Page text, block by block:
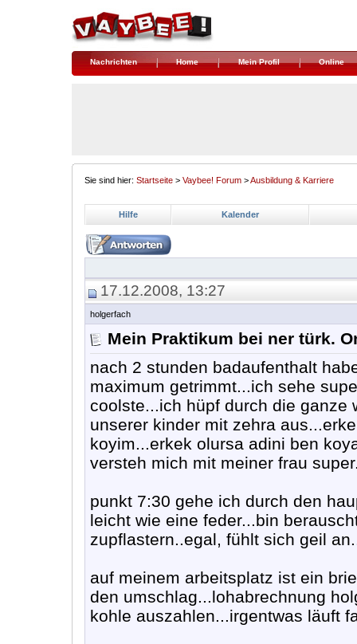
Nachrichten Home Mein Profil Online
Sie sind hier: Startseite > Vaybee! Forum >Ausbildung & Karriere
Hilfe Kalender
17.12.2008, 13:27
holgerfach
Mein Praktikum bei ner türk.
nach 2 stunden badaufenthalt
maximum getrimmt...ich sehe
coolste...ich hüpf durch die ganze
unserer kinder mit zehra
koyim...erkek olursa adini ben
versteh mich mit meiner frau
punkt 7:30 gehe ich durch den
leicht wie eine feder...bin
zupflastern..egal, fühlt sich geil
auf meinem arbeitsplatz ist ein
den umschlag...lohabrechnung
kohle auszahlen...irgentwas läuft